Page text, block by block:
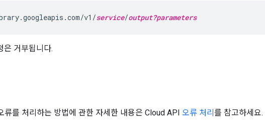
v1/service/output?parameters
은 거부됩니다.
류를 처리하는 방법에 관한 자세한 내용은 Cloud API 오류 처리 를 참고하세요.